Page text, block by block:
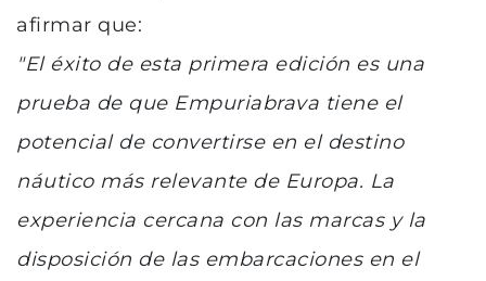
afirmar que:
"El éxito de esta primera edición es una
prueba de que Empuriabrava tiene el
potencial de convertirse en el destino
náutico más relevante de Europa. La
experiencia cercana con las marcas y la
disposición de las embarcaciones en el